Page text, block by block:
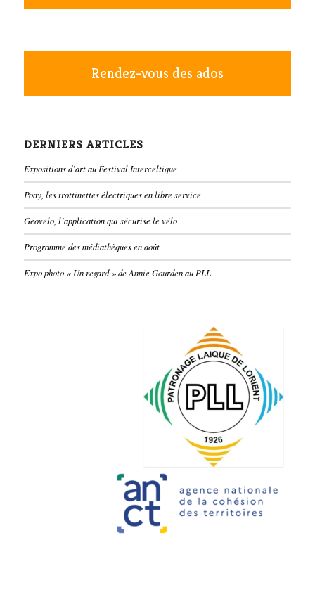
Rendez-vous des ados
DERNIERS ARTICLES
Expositions d’art au Festival Interceltique
Pony, les trottinettes électriques en libre service
Geovelo, l’application qui sécurise le vélo
Programme des médiathèques en août
Expo photo « Un regard » de Annie Gourden au PLL